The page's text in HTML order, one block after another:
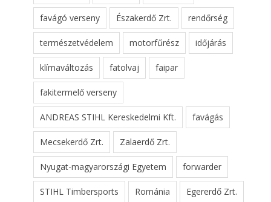
favágó verseny Északerdő Zrt. rendőrség
természetvédelem motorfűrész időjárás
klímaváltozás fatolvaj faipar
fakitermelő verseny
ANDREAS STIHL Kereskedelmi Kft. favágás
Mecsekerdő Zrt. Zalaerdő Zrt.
Nyugat-magyarországi Egyetem forwarder
STIHL Timbersports Románia Egererdő Zrt.